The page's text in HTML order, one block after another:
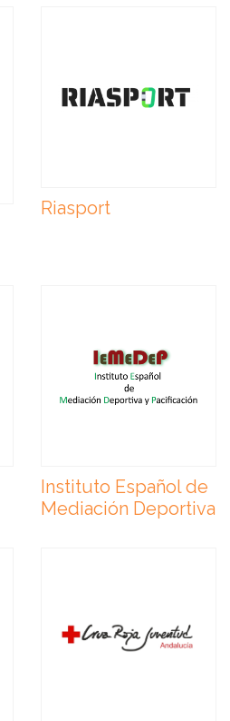
Riasport
Instituto Español de
Mediación Deportiva